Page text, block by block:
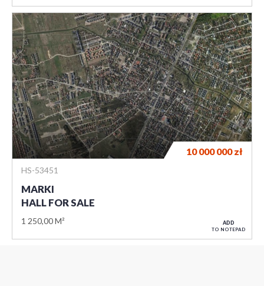
HS-53451
MARKI
HALL FOR SALE
1 250,00 M²
10 000 000zł
ADD
TO NOTEPAD